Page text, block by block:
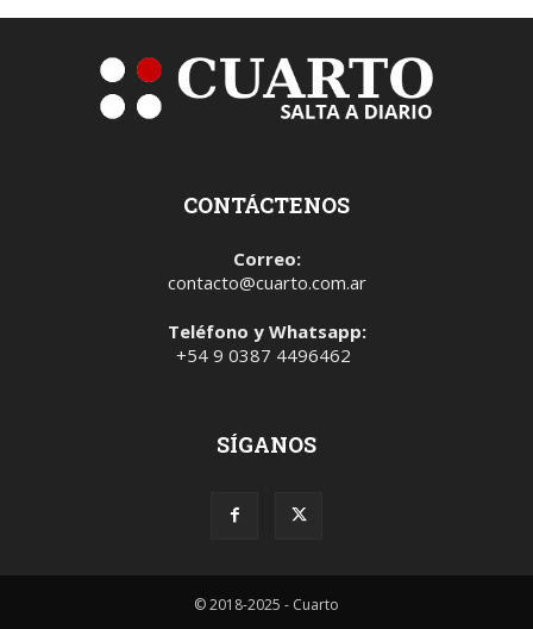
CONTÁCTENOS
Correo:
contacto@cuarto.com.ar
Teléfono y Whatsapp:
+54 9 0387 4496462
SÍGANOS
© 2018-2025 - Cuarto